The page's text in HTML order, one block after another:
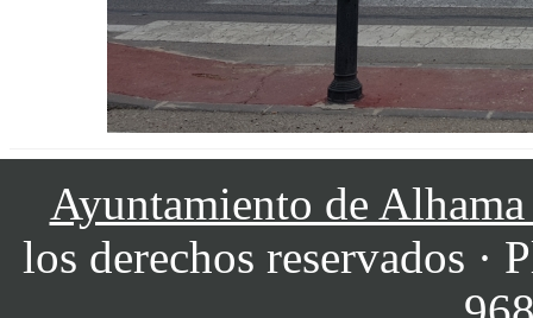
Ayuntamiento de
los derechos reservados ·